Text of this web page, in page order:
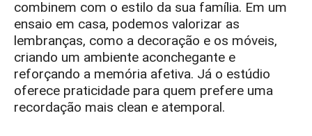
combinem com o estilo da sua família. Em um
ensaio em casa, podemos valorizar as
lembranças, como a decoração e os móveis,
criando um ambiente aconchegante e
reforçando a memória afetiva. Já o estúdio
oferece praticidade para quem prefere uma
recordação mais clean e atemporal.